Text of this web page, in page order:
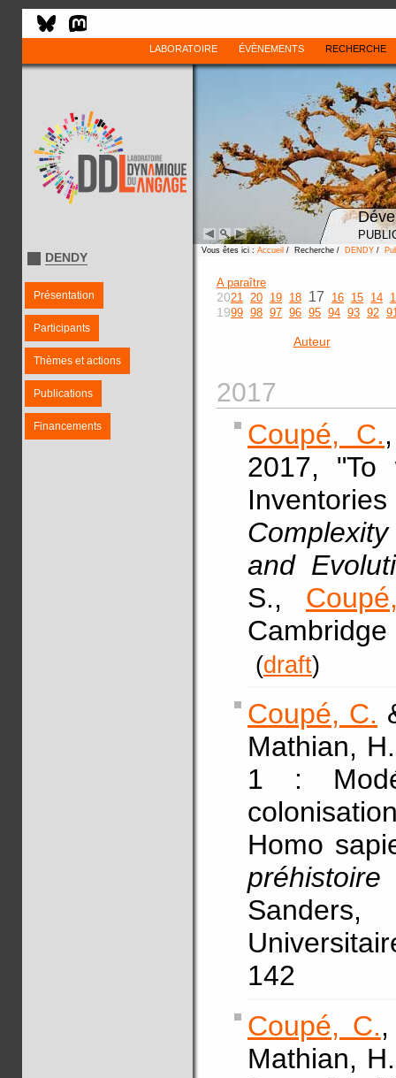
LABORATOIRE ÉVÈNEMENTS RECHERCHE
DENDY
Présentation
Participants
Thèmes et actions
Publications
Financements
Vous êtes ici : Accueil / Recherche / DENDY /
A paraître
2021 20 19 18 17 16 15 14
1999 98 97 96 95 94 93 92
Auteur
2017
Coupé, C.
2017, "To
and
S.,
(draft)
Coupé, C.
Mathian,
1 :
Homo
142
Coupé, C.
Mathian,